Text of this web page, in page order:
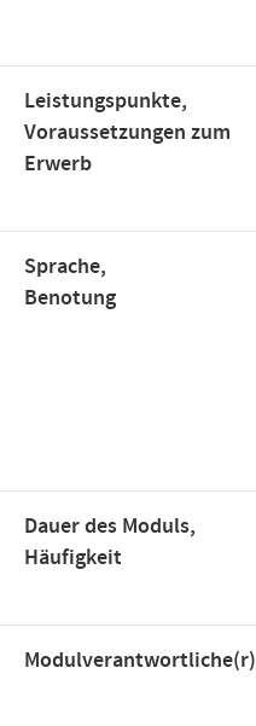
Leistungspunkte,
Voraussetzungen zum
Erwerb
Sprache,
Benotung
Dauer des Moduls,
Häufigkeit
Modulverantwortliche(r)